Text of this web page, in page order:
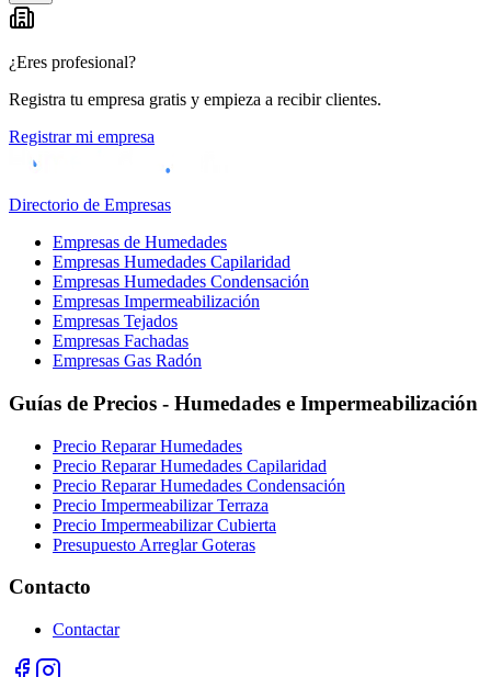
¿Eres profesional?
Registra tu empresa gratis y empieza a recibir clientes.
Registrar mi empresa
Directorio de Empresas
Empresas de Humedades
Empresas Humedades Capilaridad
Empresas Humedades Condensación
Empresas Impermeabilización
Empresas Tejados
Empresas Fachadas
Empresas Gas Radón
Guías de Precios - Humedades e Impermeabilización
Precio Reparar Humedades
Precio Reparar Humedades Capilaridad
Precio Reparar Humedades Condensación
Precio Impermeabilizar Terraza
Precio Impermeabilizar Cubierta
Presupuesto Arreglar Goteras
Contacto
Contactar